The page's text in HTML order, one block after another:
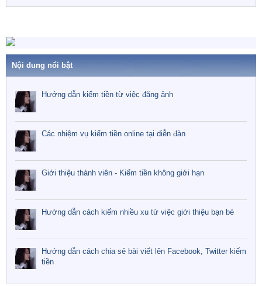
Nội dung nổi bật
Hướng dẫn kiếm tiền từ việc đăng ảnh
Các nhiệm vụ kiếm tiền online tại diễn đàn
Giới thiệu thành viên - Kiếm tiền không giới hạn
Hướng dẫn cách kiếm nhiều xu từ việc giới thiệu bạn bè
Hướng dẫn cách chia sẻ bài viết lên Facebook, Twitter kiếm
tiền